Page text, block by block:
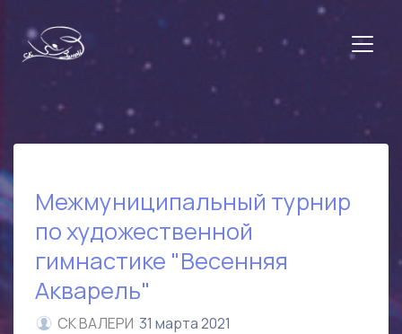
Межмуниципальный турнир
по художественной
гимнастике "Весенняя
Акварель"
СК ВАЛЕРИ 31 марта 2021